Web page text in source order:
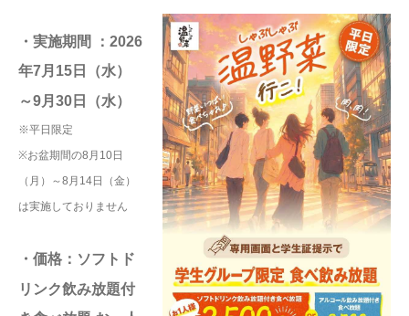
・実施期間 ：2026
年7月15日（水）
～9月30日（水）
※平日限定
※お盆期間の8月10日
（月）～8月14日（金）
は実施しておりません
・価格：ソフトド
リンク飲み放題付